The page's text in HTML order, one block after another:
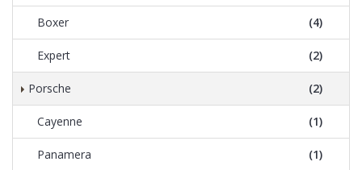
Boxer (4)
Expert (2)
Porsche (2)
Cayenne (1)
Panamera (1)